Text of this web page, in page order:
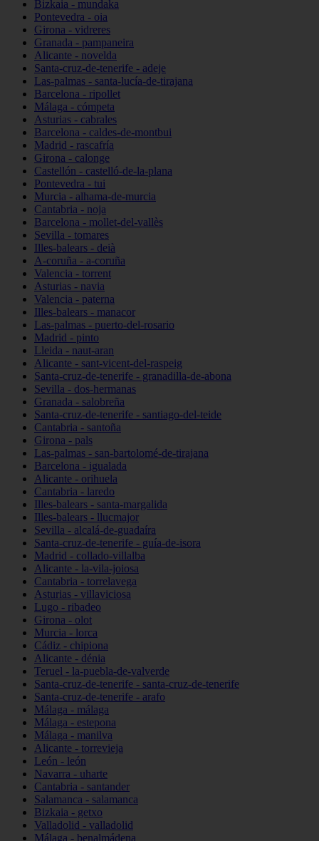
Bizkaia - mundaka
Pontevedra - oia
Girona - vidreres
Granada - pampaneira
Alicante - novelda
Santa-cruz-de-tenerife - adeje
Las-palmas - santa-lucía-de-tirajana
Barcelona - ripollet
Málaga - cómpeta
Asturias - cabrales
Barcelona - caldes-de-montbui
Madrid - rascafría
Girona - calonge
Castellón - castelló-de-la-plana
Pontevedra - tui
Murcia - alhama-de-murcia
Cantabria - noja
Barcelona - mollet-del-vallès
Sevilla - tomares
Illes-balears - deià
A-coruña - a-coruña
Valencia - torrent
Asturias - navia
Valencia - paterna
Illes-balears - manacor
Las-palmas - puerto-del-rosario
Madrid - pinto
Lleida - naut-aran
Alicante - sant-vicent-del-raspeig
Santa-cruz-de-tenerife - granadilla-de-abona
Sevilla - dos-hermanas
Granada - salobreña
Santa-cruz-de-tenerife - santiago-del-teide
Cantabria - santoña
Girona - pals
Las-palmas - san-bartolomé-de-tirajana
Barcelona - igualada
Alicante - orihuela
Cantabria - laredo
Illes-balears - santa-margalida
Illes-balears - llucmajor
Sevilla - alcalá-de-guadaíra
Santa-cruz-de-tenerife - guía-de-isora
Madrid - collado-villalba
Alicante - la-vila-joiosa
Cantabria - torrelavega
Asturias - villaviciosa
Lugo - ribadeo
Girona - olot
Murcia - lorca
Cádiz - chipiona
Alicante - dénia
Teruel - la-puebla-de-valverde
Santa-cruz-de-tenerife - santa-cruz-de-tenerife
Santa-cruz-de-tenerife - arafo
Málaga - málaga
Málaga - estepona
Málaga - manilva
Alicante - torrevieja
León - león
Navarra - uharte
Cantabria - santander
Salamanca - salamanca
Bizkaia - getxo
Valladolid - valladolid
Málaga - benalmádena